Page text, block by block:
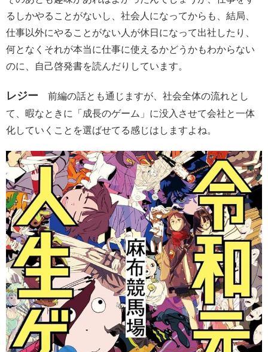
るしかやることがないし、社会人になってからも、結局、
仕事以外にやることがない人が休日になって出社したり、
何となくそれが本当に仕事に使えるかどうかもわからない
のに、自己啓発書を読んだりしています。
レジー 前編の話とも通じますが、社会全体の流れとし
て、暇なときに「成長のゲーム」に没入させて会社と一体
化していくことを選ばせてる感じはしますよね。